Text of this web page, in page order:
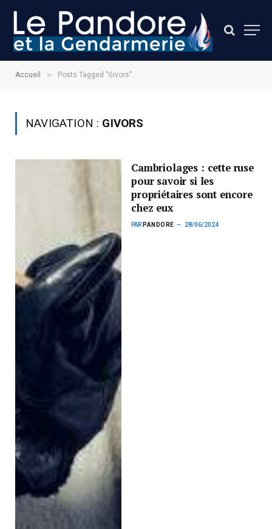
Accueil » Posts Tagged "Givors"
NAVIGATION : GIVORS
Cambriolages : cette ruse
pour savoir si les
propriétaires sont encore
chez eux
PAR PANDORE 28/06/2024